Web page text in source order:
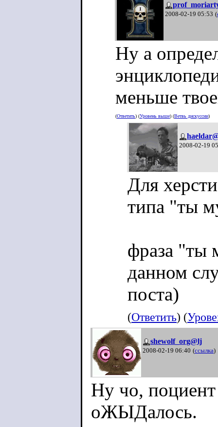
2008-02-19 05:53 (
Ну а
меньше
(Ответить) (Уровень выше) (Ветвь дискуссии)
2008-02-19
Для
типа "ты
фраза "ты
данном
поста)
(Ответить) (
shewolf_org@lj
2008-02-19 06:40 (ссылка)
Ну чо, поциент
оЖЫДалось.